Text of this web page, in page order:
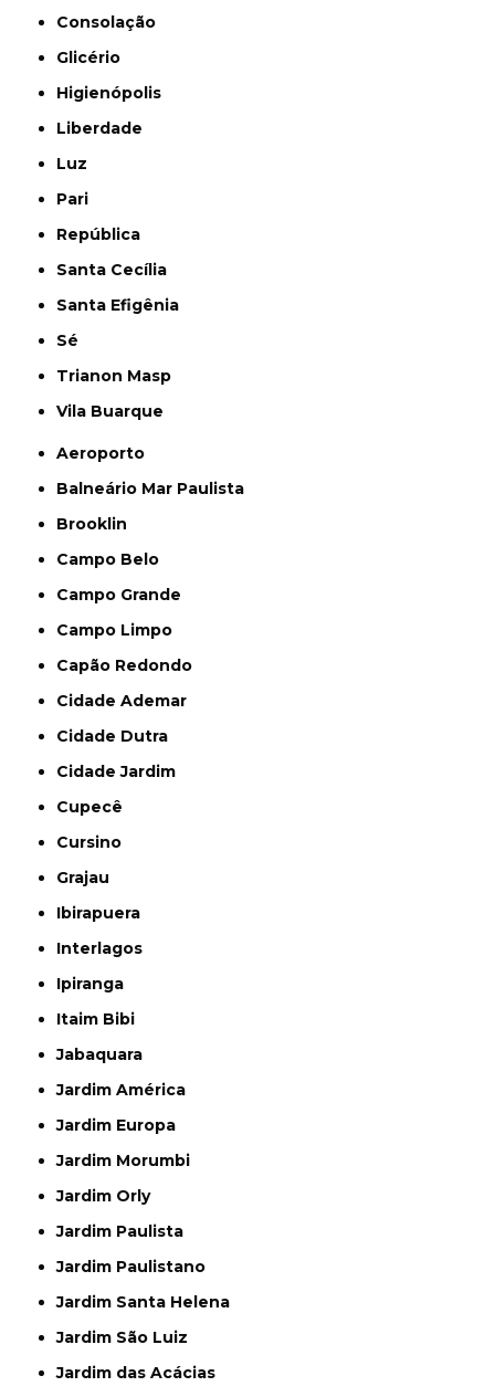
Consolação
Glicério
Higienópolis
Liberdade
Luz
Pari
República
Santa Cecília
Santa Efigênia
Sé
Trianon Masp
Vila Buarque
Aeroporto
Balneário Mar Paulista
Brooklin
Campo Belo
Campo Grande
Campo Limpo
Capão Redondo
Cidade Ademar
Cidade Dutra
Cidade Jardim
Cupecê
Cursino
Grajau
Ibirapuera
Interlagos
Ipiranga
Itaim Bibi
Jabaquara
Jardim América
Jardim Europa
Jardim Morumbi
Jardim Orly
Jardim Paulista
Jardim Paulistano
Jardim Santa Helena
Jardim São Luiz
Jardim das Acácias